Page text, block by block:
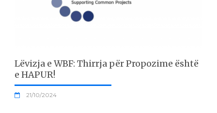
Lëvizja e WBF: Thirrja për Propozime është
e HAPUR!
21/10/2024